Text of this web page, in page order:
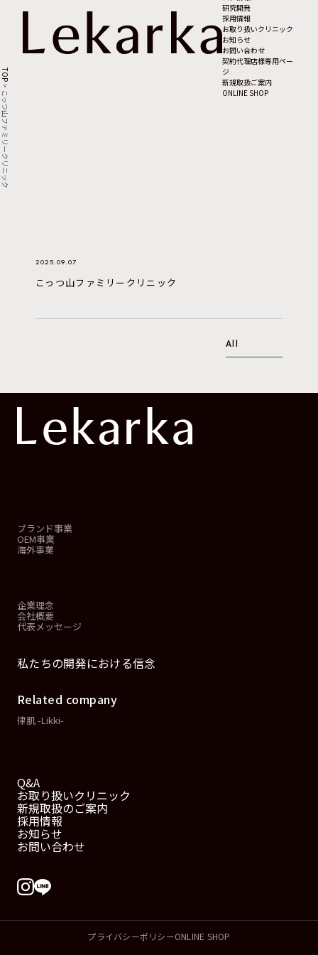
研究開発
採用情報
お取り扱いクリニック
お知らせ
お問い合わせ
契約代理店様専用ペー
ジ
新規取扱ご案内
ONLINE SHOP
TOP
>
こっつ山ファミリークリニック
2025.09.07
こっつ山ファミリークリニック
All
ブランド事業
OEM事業
海外事業
企業理念
会社概要
代表メッセージ
私たちの開発における信念
Related company
律肌 -Likki-
Q&A
お取り扱いクリニック
新規取扱のご案内
採用情報
お知らせ
お問い合わせ
プライバシーポリシーONLINE SHOP